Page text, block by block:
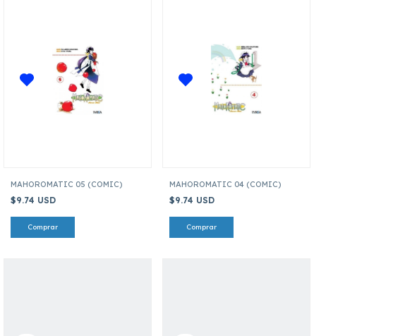
MAHOROMATIC 05 (COMIC)
$9.74 USD
MAHOROMATIC 04 (COMIC)
$9.74 USD